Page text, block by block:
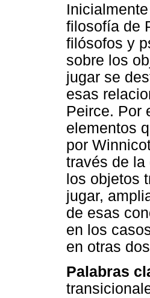
filosofía de
filósofos y
sobre los
jugar se
esas
Peirce. Por
elementos
por
través de
los objetos
jugar,
de esas
en los
en otras
Palabras